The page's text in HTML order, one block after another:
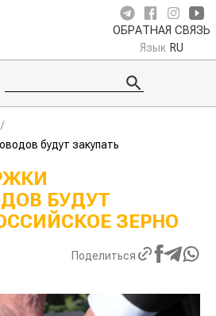
ОБРАТНАЯ СВЯЗЬ
Язык RU
будут закупать
БУДУТ
ЗЕРНО
Поделиться